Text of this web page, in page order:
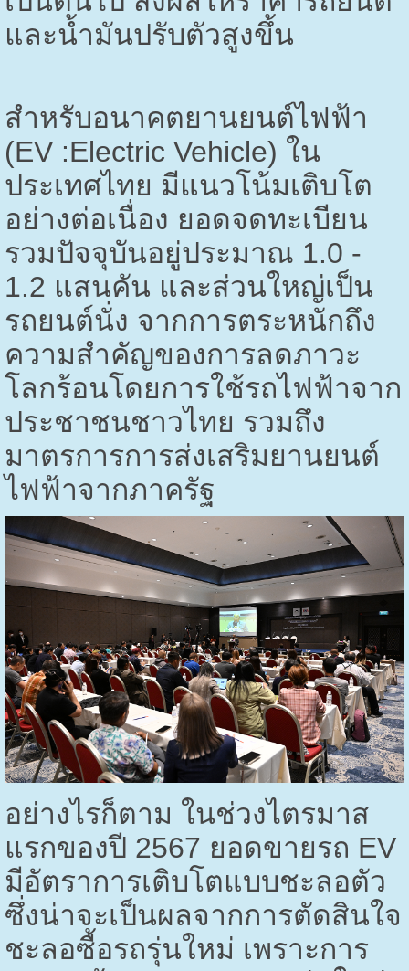
และน้ำมันปรับตัวสูงขึ้น
สำหรับอนาคตยานยนต์ไฟฟ้า
(EV :Electric Vehicle) ใน
ประเทศไทย มีแนวโน้มเติบโต
อย่างต่อเนื่อง ยอดจดทะเบียน
รวมปัจจุบันอยู่ประมาณ 1.0 -
1.2 แสนคัน และส่วนใหญ่เป็น
รถยนต์นั่ง จากการตระหนักถึง
ความสำคัญของการลดภาวะ
โลกร้อนโดยการใช้รถไฟฟ้าจาก
ประชาชนชาวไทย รวมถึง
มาตรการการส่งเสริมยานยนต์
ไฟฟ้าจากภาครัฐ
อย่างไรก็ตาม ในช่วงไตรมาส
แรกของปี 2567 ยอดขายรถ EV
มีอัตราการเติบโตแบบชะลอตัว
ซึ่งน่าจะเป็นผลจากการตัดสินใจ
ชะลอซื้อรถรุ่นใหม่ เพราะการ